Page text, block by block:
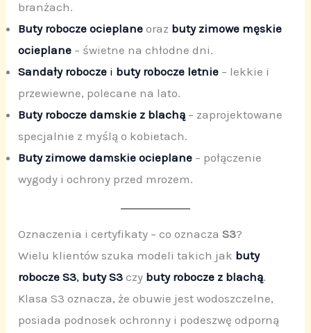
branżach.
Buty robocze ocieplane oraz buty zimowe męskie
ocieplane – świetne na chłodne dni.
Sandały robocze i buty robocze letnie – lekkie i
przewiewne, polecane na lato.
Buty robocze damskie z blachą – zaprojektowane
specjalnie z myślą o kobietach.
Buty zimowe damskie ocieplane – połączenie
wygody i ochrony przed mrozem.
Oznaczenia i certyfikaty – co oznaczaS3?
Wielu klientów szuka modeli takich jak buty
robocze S3, buty S3 czy buty robocze z blachą.
Klasa S3 oznacza, że obuwie jest wodoszczelne,
posiada podnosek ochronny i podeszwę odporną